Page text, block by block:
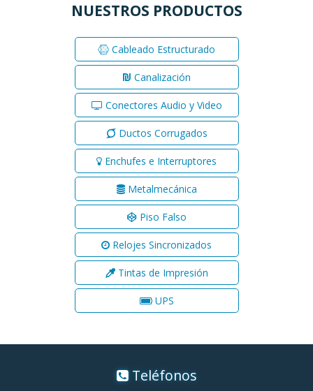
NUESTROS PRODUCTOS
Cableado Estructurado
Canalización
Conectores Audio y Video
Ductos Corrugados
Enchufes e Interruptores
Metalmecánica
Piso Falso
Relojes Sincronizados
Tintas de Impresión
UPS
Teléfonos